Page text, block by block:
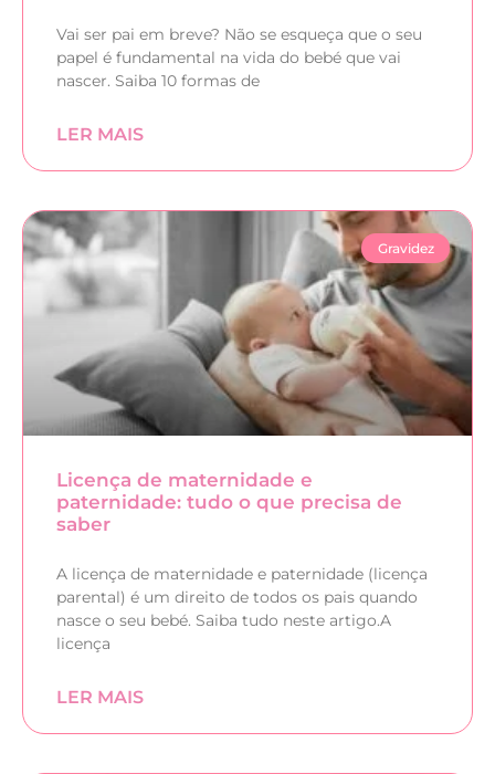
Vai ser pai em breve? Não se esqueça que o seu
papel é fundamental na vida do bebé que vai
nascer. Saiba 10 formas de
LER MAIS
Gravidez
Licença de maternidade e
paternidade: tudo o que precisa de
saber
A licença de maternidade e paternidade (licença
parental) é um direito de todos os pais quando
nasce o seu bebé. Saiba tudo neste artigo.A
licença
LER MAIS